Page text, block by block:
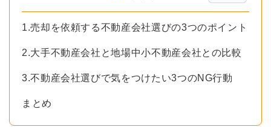
1.売却を依頼する不動産会社選びの3つのポイント
2.大手不動産会社と地場中小不動産会社との比較
3.不動産会社選びで気をつけたい3つのNG行動
まとめ